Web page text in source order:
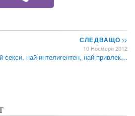
СЛЕДВАЩО>>
10 Ноември 2012
секси, най-интелигентен, най-привлек…